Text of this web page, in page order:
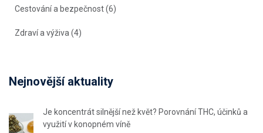
Cestování a bezpečnost(6)
Zdraví a výživa(4)
Nejnovější aktuality
Je koncentrát silnější než květ? Porovnání THC, účinků a
využití v konopném víně